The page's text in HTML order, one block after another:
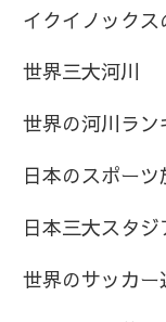
イクイノック
世界三大河川
世界の河川ラン
日本のスポー
日本三大スタジ
世界のサッカ